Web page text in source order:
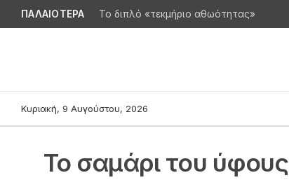
ΠΑΛΑΙΟΤΕΡΑ Το διπλό «τεκμήριο αθωότητας»
Κυριακή, 9 Αυγούστου, 2026
Το σαμάρι του ύφους